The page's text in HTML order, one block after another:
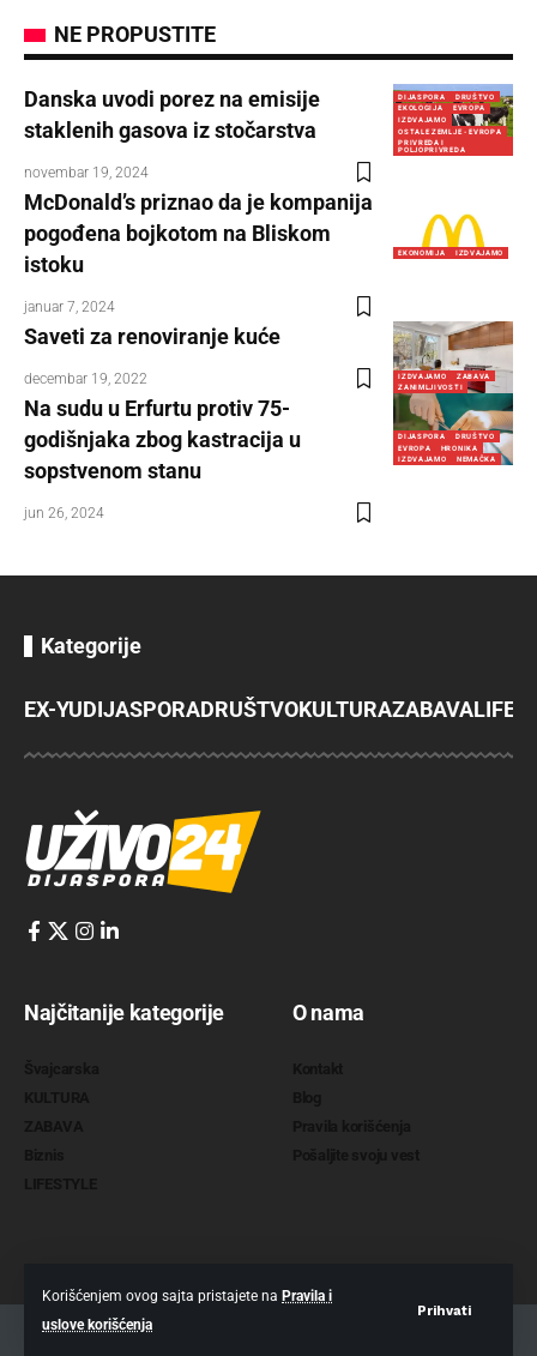
Korišćenjem ovog sajta pristajete na Pravila i
uslove korišćenja
Prihvati
NE PROPUSTITE
DIJASPORA
DRUŠTVO
EKOLOGIJA
EVROPA
IZDVAJAMO
OSTALE ZEMLJE - EVROPA
PRIVREDA I
POLJOPRIVREDA
Danska uvodi porez na emisije
staklenih gasova iz stočarstva
novembar 19, 2024
EKONOMIJA IZDVAJAMO
McDonald’s priznao da je kompanija
pogođena bojkotom na Bliskom
istoku
januar 7, 2024
IZDVAJAMO
ZABAVA
ZANIMLJIVOSTI
Saveti za renoviranje kuće
decembar 19, 2022
DIJASPORA
DRUŠTVO
EVROPA
HRONIKA
IZDVAJAMO
NEMAČKA
Na sudu u Erfurtu protiv 75-
godišnjaka zbog kastracija u
sopstvenom stanu
jun 26, 2024
Kategorije
EX-YUDIJASPORADRUŠTVOKULTURAZABAVA
Najčitanije kategorije O nama